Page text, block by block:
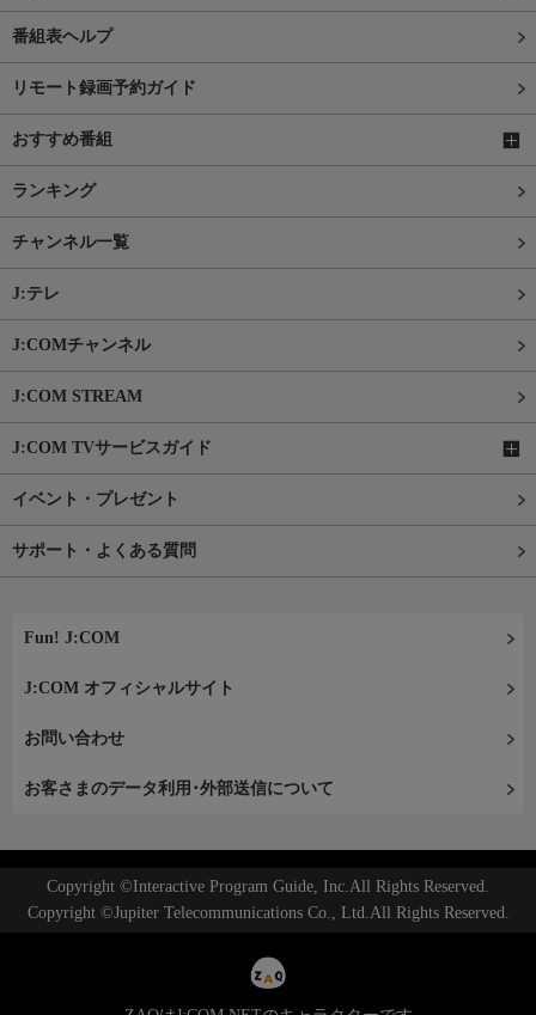
番組表ヘルプ
リモート録画予約ガイド
おすすめ番組
ランキング
チャンネル一覧
J:テレ
J:COMチャンネル
J:COM STREAM
J:COM TVサービスガイド
イベント・プレゼント
サポート・よくある質問
Fun! J:COM
J:COM オフィシャルサイト
お問い合わせ
お客さまのデータ利用･外部送信について
Copyright ©Interactive Program Guide, Inc.All Rights Reserved.
Copyright ©Jupiter Telecommunications Co., Ltd.All Rights Reserved.